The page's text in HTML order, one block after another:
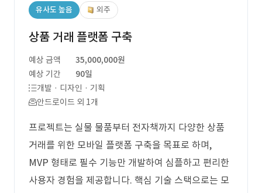
유사도 높음 외주
상품 거래 플랫폼 구축
예상 금액
35,000,000원
예상 기간
90일
개발 · 디자인 · 기획
안드로이드 외 1개
프로젝트는 실물 물품부터 전자책까지 다양한 상품
거래를 위한 모바일 플랫폼 구축을 목표로 하며,
MVP 형태로 필수 기능만 개발하여 심플하고 편리한
사용자 경험을 제공합니다. 핵심 기술 스택으로는 모